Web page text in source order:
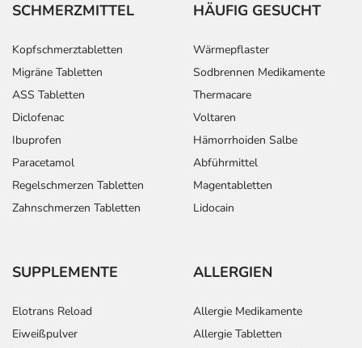
SCHMERZMITTEL
Kopfschmerztabletten
Migräne Tabletten
ASS Tabletten
Diclofenac
Ibuprofen
Paracetamol
Regelschmerzen Tabletten
Zahnschmerzen Tabletten
HÄUFIG GESUCHT
Wärmepflaster
Sodbrennen Medikamente
Thermacare
Voltaren
Hämorrhoiden Salbe
Abführmittel
Magentabletten
Lidocain
SUPPLEMENTE
Elotrans Reload
Eiweißpulver
ALLERGIEN
Allergie Medikamente
Allergie Tabletten